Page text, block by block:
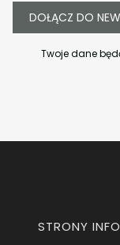
DOŁĄCZ DO
Twoje dane
Linki w
STRONY